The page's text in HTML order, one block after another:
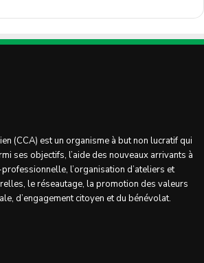
(CCA) est un organisme à but non lucratif qui
ses objectifs, l’aide des nouveaux arrivants à
l’organisation d’ateliers et
le réseautage, la promotion des valeurs
d’engagement citoyen et du bénévolat.